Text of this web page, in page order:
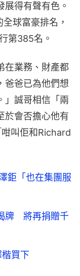
得有聲有色。
球富豪排名，
第385名。
在業務、財產都
爸爸已為他們想
」誠哥相信「兩
於會否擔心他有
叫佢和Richard
鉅「也在集團服
牌 將再捐贈千
買下